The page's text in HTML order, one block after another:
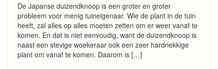
De Japanse duizendknoop is een groter en groter
probleem voor menig tuineigenaar. Wie de plant in de tuin
heeft, zal alles op alles moeten zetten om er weer vanaf te
komen. En dat is niet eenvoudig, want de duizendknoop is
naast een stevige woekeraar ook een zeer hardnekkige
plant om vanaf te komen. Daarom is […]